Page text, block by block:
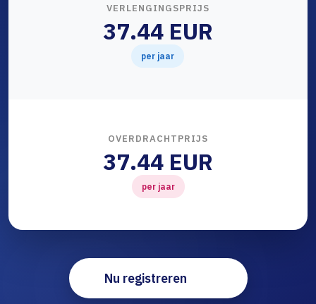
VERLENGINGSPRIJS
37.44 EUR
per jaar
OVERDRACHTPRIJS
37.44 EUR
per jaar
Nu registreren